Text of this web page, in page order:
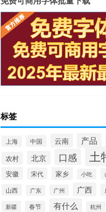
标签
上海 中国 云南 产品
农村 北京 口感 土
安徽 宋代 家乡 小吃
山西 广东 广州 广西
新疆 春节 有什么 杭州